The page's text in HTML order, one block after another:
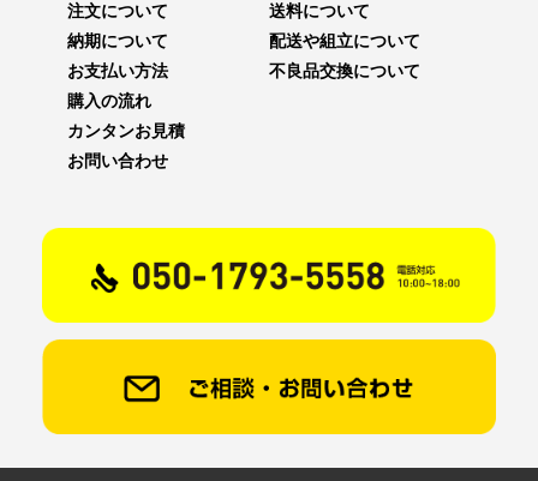
注文について
納期について
お支払い方法
送料について
配送や組立について
不良品交換について
購入の流れ
カンタンお見積
お問い合わせ